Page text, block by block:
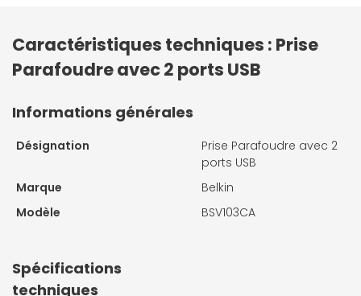
Caractéristiques techniques : Prise
Parafoudre avec 2 ports USB
Informations générales
Désignation
Prise Parafoudre avec 2
ports USB
Marque
Belkin
Modèle
BSV103CA
Spécifications
techniques